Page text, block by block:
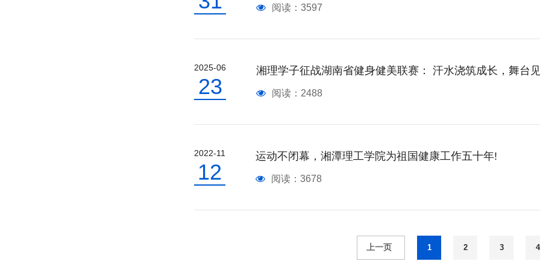
阅读：3597
2025-06
23
湘理学子征战湖南省健身健美联赛： 汗水浇筑成长，舞台
阅读：2488
2022-11
12
运动不闭幕，湘潭理工学院为祖国健康工作五十年!
阅读：3678
1 2 3 4